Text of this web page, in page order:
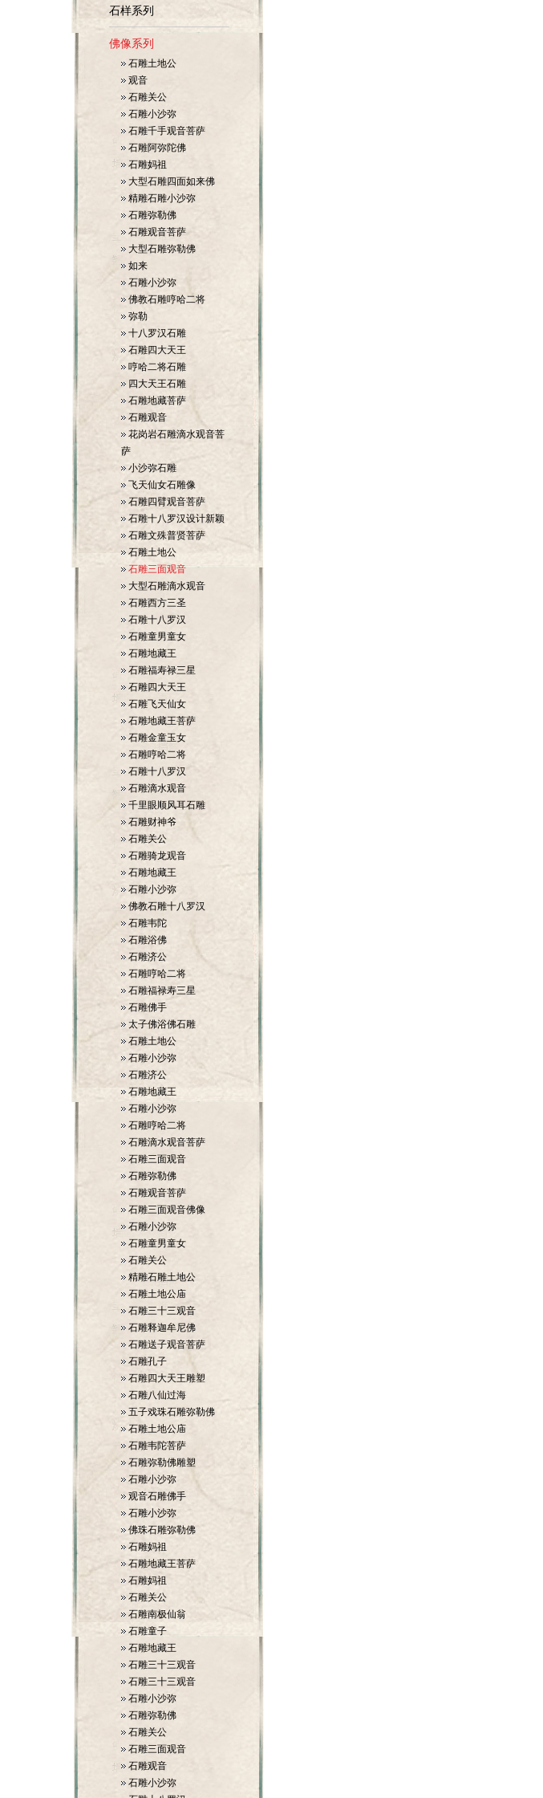
石样系列
佛像系列
石雕土地公
观音
石雕关公
石雕小沙弥
石雕千手观音菩萨
石雕阿弥陀佛
石雕妈祖
大型石雕四面如来佛
精雕石雕小沙弥
石雕弥勒佛
石雕观音菩萨
大型石雕弥勒佛
如来
石雕小沙弥
佛教石雕哼哈二将
弥勒
十八罗汉石雕
石雕四大天王
哼哈二将石雕
四大天王石雕
石雕地藏菩萨
石雕观音
花岗岩石雕滴水观音菩
萨
小沙弥石雕
飞天仙女石雕像
石雕四臂观音菩萨
石雕十八罗汉设计新颖
石雕文殊普贤菩萨
石雕土地公
石雕三面观音
大型石雕滴水观音
石雕西方三圣
石雕十八罗汉
石雕童男童女
石雕地藏王
石雕福寿禄三星
石雕四大天王
石雕飞天仙女
石雕地藏王菩萨
石雕金童玉女
石雕哼哈二将
石雕十八罗汉
石雕滴水观音
千里眼顺风耳石雕
石雕财神爷
石雕关公
石雕骑龙观音
石雕地藏王
石雕小沙弥
佛教石雕十八罗汉
石雕韦陀
石雕浴佛
石雕济公
石雕哼哈二将
石雕福禄寿三星
石雕佛手
太子佛浴佛石雕
石雕土地公
石雕小沙弥
石雕济公
石雕地藏王
石雕小沙弥
石雕哼哈二将
石雕滴水观音菩萨
石雕三面观音
石雕弥勒佛
石雕观音菩萨
石雕三面观音佛像
石雕小沙弥
石雕童男童女
石雕关公
精雕石雕土地公
石雕土地公庙
石雕三十三观音
石雕释迦牟尼佛
石雕送子观音菩萨
石雕孔子
石雕四大天王雕塑
石雕八仙过海
五子戏珠石雕弥勒佛
石雕土地公庙
石雕韦陀菩萨
石雕弥勒佛雕塑
石雕小沙弥
观音石雕佛手
石雕小沙弥
佛珠石雕弥勒佛
石雕妈祖
石雕地藏王菩萨
石雕妈祖
石雕关公
石雕南极仙翁
石雕童子
石雕地藏王
石雕三十三观音
石雕三十三观音
石雕小沙弥
石雕弥勒佛
石雕关公
石雕三面观音
石雕观音
石雕小沙弥